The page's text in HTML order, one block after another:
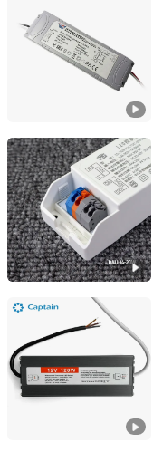
Hangzhou Udwells
Zhejiang, China
Zhongshan Zhishuo
Guangdong, China
Hangzhou Captain
Zhejiang, China